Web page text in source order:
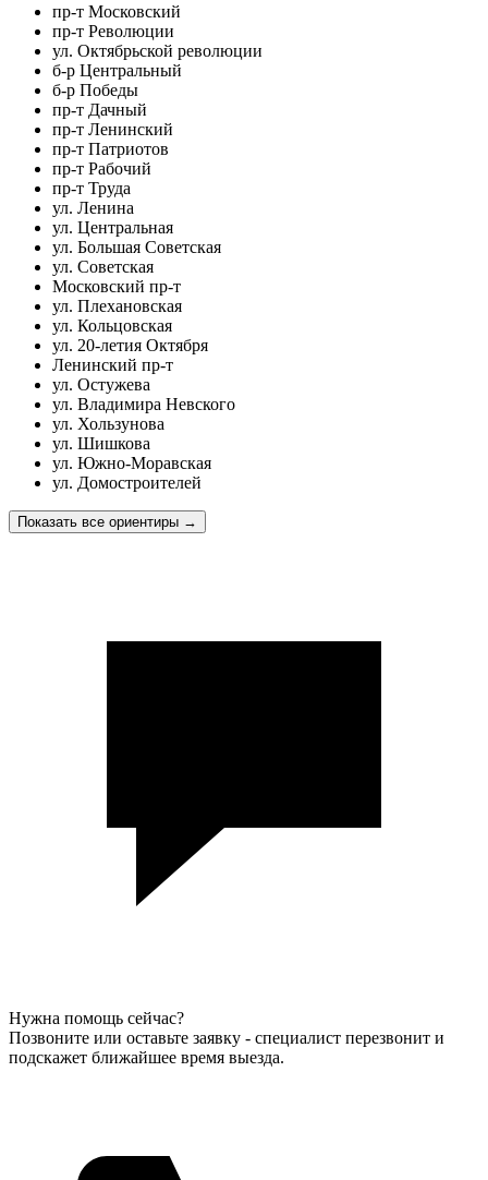
пр-т Московский
пр-т Революции
ул. Октябрьской революции
б-р Центральный
б-р Победы
пр-т Дачный
пр-т Ленинский
пр-т Патриотов
пр-т Рабочий
пр-т Труда
ул. Ленина
ул. Центральная
ул. Большая Советская
ул. Советская
Московский пр-т
ул. Плехановская
ул. Кольцовская
ул. 20-летия Октября
Ленинский пр-т
ул. Остужева
ул. Владимира Невского
ул. Хользунова
ул. Шишкова
ул. Южно-Моравская
ул. Домостроителей
Показать все ориентиры →
Нужна помощь сейчас?
Позвоните или оставьте заявку - специалист перезвонит и
подскажет ближайшее время выезда.